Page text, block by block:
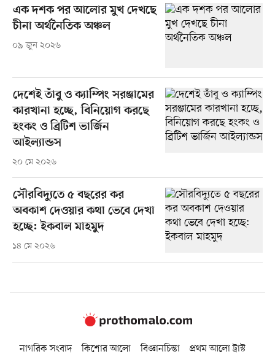
এক দশক পর আলোর মুখ দেখছে
চীনা অর্থনৈতিক অঞ্চল
০৯ জুন ২০২৬
দেশেই তাঁবু ও ক্যাম্পিং সরঞ্জামের
কারখানা হচ্ছে, বিনিয়োগ করছে
হংকং ও ব্রিটিশ ভার্জিন
আইল্যান্ডস
২০ মে ২০২৬
সৌরবিদ্যুতে ৫ বছরের কর
অবকাশ দেওয়ার কথা ভেবে দেখা
হচ্ছে: ইকবাল মাহমুদ
১৪ মে ২০২৬
নাগরিক সংবাদ কিশোর আলো বিজ্ঞানচিন্তা
প্রথম আলো ট্রাস্ট